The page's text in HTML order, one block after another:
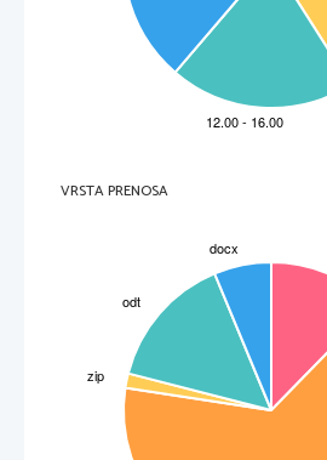
VRSTA PRENOSA